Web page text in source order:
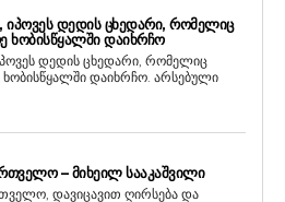
ᲘᲞᲝᲕᲔᲡ ᲓᲔᲓᲘᲡ ᲪᲮᲔᲓᲐᲠᲘ, ᲠᲝᲛᲔᲚᲘᲪ
ᲮᲝᲑᲘᲡᲬᲧᲐᲚᲨᲘ ᲓᲐᲘᲮᲠᲩᲝ
დედის ცხედარი, რომელიც
დაიხრჩო. არსებული
– ᲛᲘᲮᲔᲘᲚ ᲡᲐᲐᲙᲐᲨᲕᲘᲚᲘ
დავიცავით ღირსება და